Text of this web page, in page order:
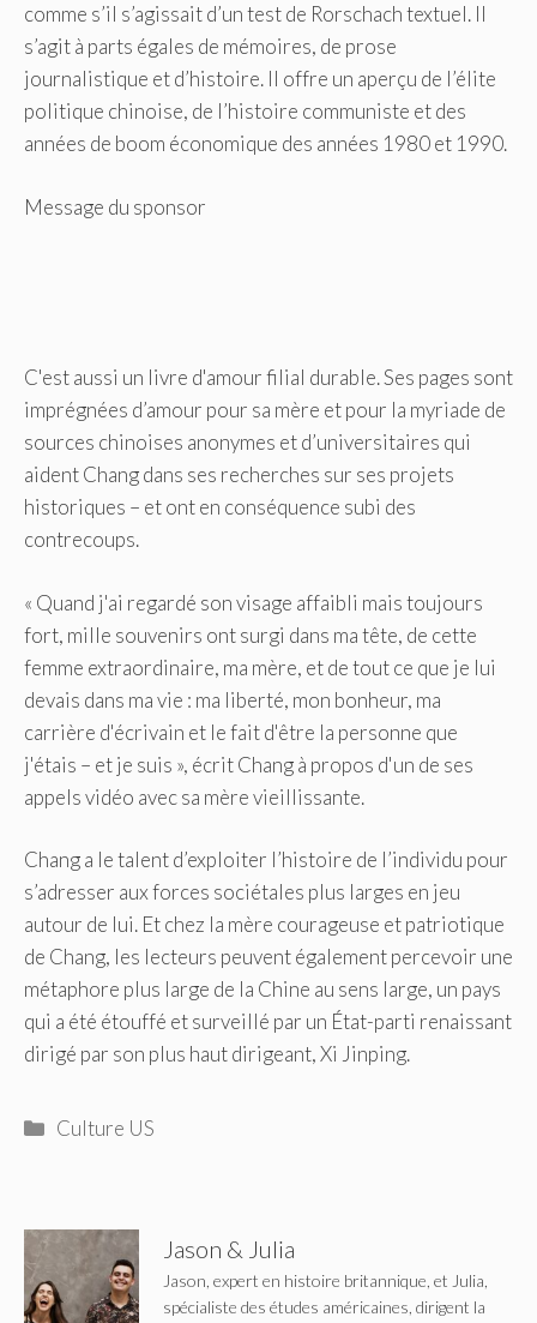
comme s’il s’agissait d’un test de Rorschach textuel. Il
s’agit à parts égales de mémoires, de prose
journalistique et d’histoire. Il offre un aperçu de l’élite
politique chinoise, de l’histoire communiste et des
années de boom économique des années 1980 et 1990.
Message du sponsor
C'est aussi un livre d'amour filial durable. Ses pages sont
imprégnées d’amour pour sa mère et pour la myriade de
sources chinoises anonymes et d’universitaires qui
aident Chang dans ses recherches sur ses projets
historiques – et ont en conséquence subi des
contrecoups.
« Quand j'ai regardé son visage affaibli mais toujours
fort, mille souvenirs ont surgi dans ma tête, de cette
femme extraordinaire, ma mère, et de tout ce que je lui
devais dans ma vie : ma liberté, mon bonheur, ma
carrière d'écrivain et le fait d'être la personne que
j'étais – et je suis », écrit Chang à propos d'un de ses
appels vidéo avec sa mère vieillissante.
Chang a le talent d’exploiter l’histoire de l’individu pour
s’adresser aux forces sociétales plus larges en jeu
autour de lui. Et chez la mère courageuse et patriotique
de Chang, les lecteurs peuvent également percevoir une
métaphore plus large de la Chine au sens large, un pays
qui a été étouffé et surveillé par un État-parti renaissant
dirigé par son plus haut dirigeant, Xi Jinping.
Catégories
Culture US
Jason & Julia
Jason, expert en histoire britannique, et Julia,
spécialiste des études américaines, dirigent la